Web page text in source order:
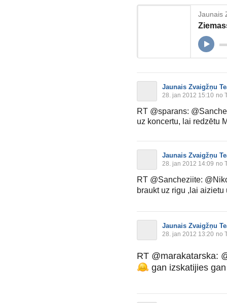
Jaunais
Jaunais Zvaigžņu
28. jan 2012 15:10 no
RT @sparans:
uz koncertu, lai redzētu
Jaunais Zvaigžņu
28. jan 2012 14:09 no
RT @Sancheziite:
braukt uz rigu ,lai
Jaunais Zvaigžņu
28. jan 2012 13:20 no
RT @marakatarska:
gan izskatijies